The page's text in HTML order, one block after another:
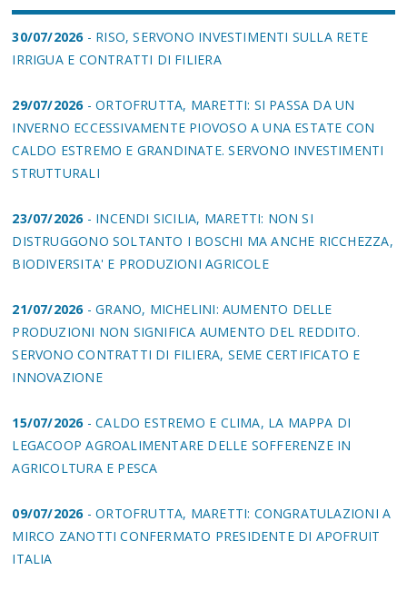
30/07/2026- RISO, SERVONO INVESTIMENTI SULLA RETE
IRRIGUA E CONTRATTI DI FILIERA
29/07/2026- ORTOFRUTTA, MARETTI: SI PASSA DA UN
INVERNO ECCESSIVAMENTE PIOVOSO A UNA ESTATE CON
CALDO ESTREMO E GRANDINATE. SERVONO INVESTIMENTI
STRUTTURALI
23/07/2026- INCENDI SICILIA, MARETTI: NON SI
DISTRUGGONO SOLTANTO I BOSCHI MA ANCHE RICCHEZZA,
BIODIVERSITA' E PRODUZIONI AGRICOLE
21/07/2026- GRANO, MICHELINI: AUMENTO DELLE
PRODUZIONI NON SIGNIFICA AUMENTO DEL REDDITO.
SERVONO CONTRATTI DI FILIERA, SEME CERTIFICATO E
INNOVAZIONE
15/07/2026- CALDO ESTREMO E CLIMA, LA MAPPA DI
LEGACOOP AGROALIMENTARE DELLE SOFFERENZE IN
AGRICOLTURA E PESCA
09/07/2026- ORTOFRUTTA, MARETTI: CONGRATULAZIONI A
MIRCO ZANOTTI CONFERMATO PRESIDENTE DI APOFRUIT
ITALIA